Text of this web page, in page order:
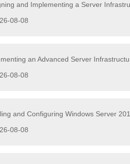
and Implementing a Server
08-08
an Advanced Server
08-08
and Configuring Windows Server
08-08